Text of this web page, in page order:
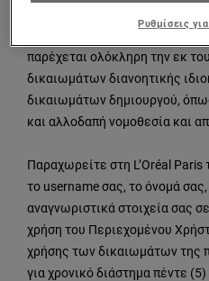
παρέχεται ολόκληρη την εκ
δικαιωμάτων διανοητικής
δικαιωμάτων δημιουργού,
και αλλοδαπή νομοθεσία και
Παραχωρείτε στη L’Oréal Paris
το username σας, το όνομά
αναγνωριστικά στοιχεία σας
χρήση του Περιεχομένου
χρήσης των δικαιωμάτων της
για χρονικό διάστημα πέντε
Ρυθμίσεις